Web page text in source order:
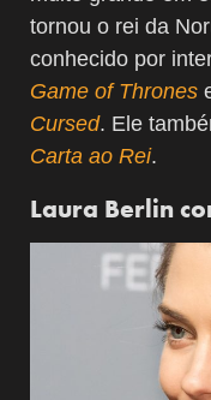
tornou o rei da
conhecido por
Game of Thrones
Cursed. Ele
Carta ao Rei.
Laura Berlin